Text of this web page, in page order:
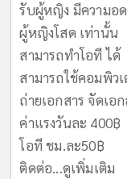
รับผู้หญิง มีความอ
ผู้หญิงโสด เท่านั้น
สามารถทำโอที ได้
สามารถใช้คอมพิว
ถ่ายเอกสาร จัดเอ
ค่าแรงวันละ 400฿
โอที ชม.ละ50฿
ติดต่อ...ดูเพิ่มเติม